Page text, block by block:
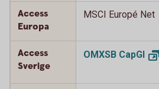
Access
Europa
MSCI Europé Net
Access
Sverige
OMXSB CapGI